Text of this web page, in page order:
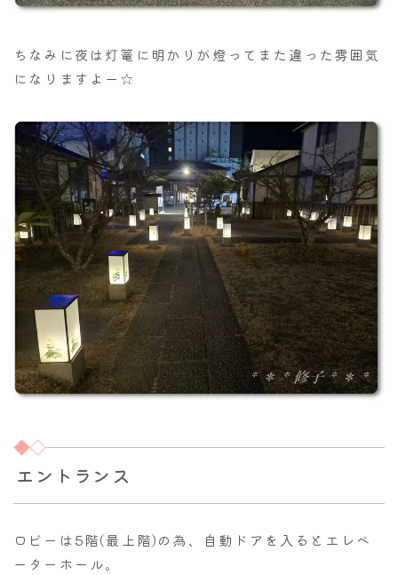
ちなみに夜は灯篭に明かりが燈ってまた違った雰囲気
になりますよー☆
エントランス
ロビーは5階(最上階)の為、自動ドアを入るとエレベ
ーターホール。